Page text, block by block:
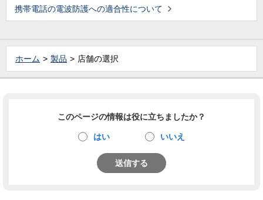
携帯電話の電波防護への適合性について
ホーム 製品 店舗の選択
このページの情報は役に立ちましたか？
はい いいえ
送信する